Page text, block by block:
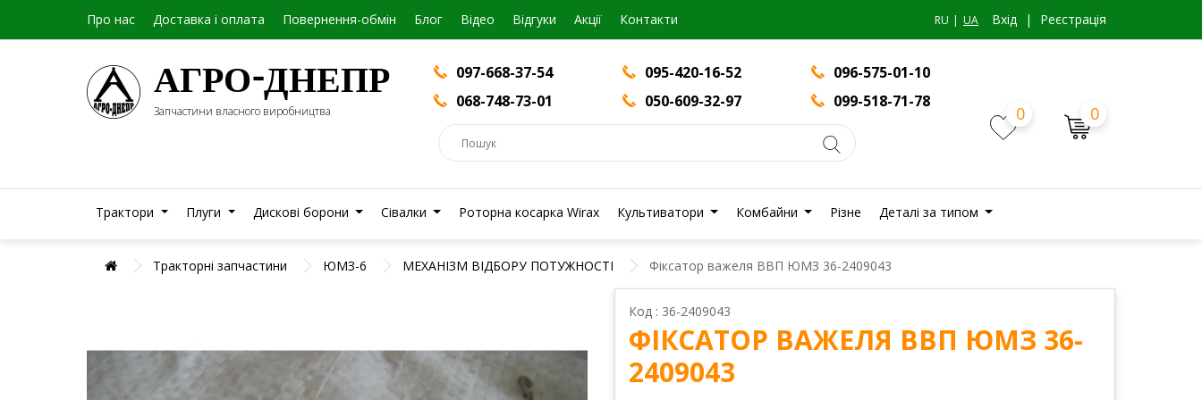
Про нас Доставка і оплата Повернення-обмін Блог Вiдео Відгуки Акції Контакти RU UA Вхiд | Реєстрація
АГРО-ДНЕПР
Запчастини власного виробництва
097-668-37-54 095-420-16-52
096-575-01-10
068-748-73-01
050-609-32-97 099-518-71-78
0 0
Трактори Плуги Дискові борони Сівалки Роторна косарка Wirax Культиватори Комбайни Різне Деталі за типом
Тракторні запчастини ЮМЗ-6 МЕХАНІЗМ ВІДБОРУ ПОТУЖНОСТІ Фіксатор важеля ВВП ЮМЗ 36-2409043
Код : 36-2409043
ФІКСАТОР ВАЖЕЛЯ ВВП ЮМЗ 36-
2409043